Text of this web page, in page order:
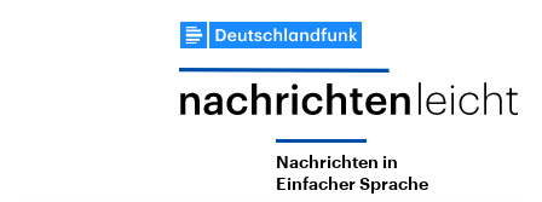
Nachrichten in
Einfacher Sprache